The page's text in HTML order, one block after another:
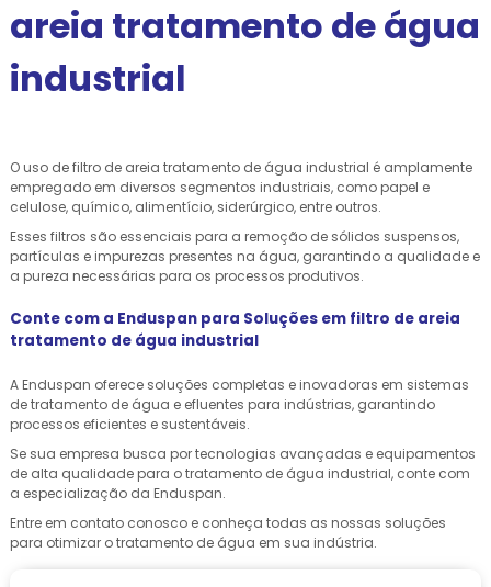
areia tratamento de água
industrial
O uso de filtro de areia tratamento de água industrial é amplamente
empregado em diversos segmentos industriais, como papel e
celulose, químico, alimentício, siderúrgico, entre outros.
Esses filtros são essenciais para a remoção de sólidos suspensos,
partículas e impurezas presentes na água, garantindo a qualidade e
a pureza necessárias para os processos produtivos.
Conte com a Enduspan para Soluções em filtro de areia
tratamento de água industrial
A Enduspan oferece soluções completas e inovadoras em sistemas
de tratamento de água e efluentes para indústrias, garantindo
processos eficientes e sustentáveis.
Se sua empresa busca por tecnologias avançadas e equipamentos
de alta qualidade para o tratamento de água industrial, conte com
a especialização da Enduspan.
Entre em contato conosco e conheça todas as nossas soluções
para otimizar o tratamento de água em sua indústria.